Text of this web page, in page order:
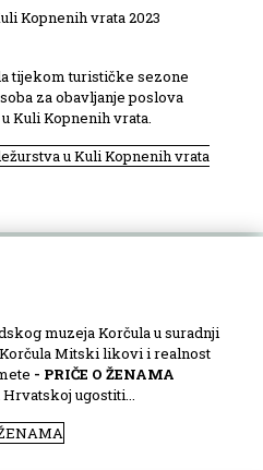
Kopnenih vrata 2023
tijekom turističke sezone
za obavljanje poslova
Kuli Kopnenih vrata.
u Kuli Kopnenih vrata
muzeja Korčula u suradnji
Mitski likovi i realnost
- PRIČE O ŽENAMA
ugostiti...